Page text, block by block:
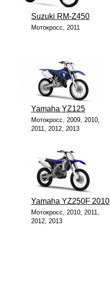
Suzuki RМ-Z450
Мотокросс, 2011
Yamaha YZ125
Мотокросс, 2009, 2010,
2011, 2012, 2013
Yamaha YZ250F 2010
Мотокросс, 2010, 2011,
2012, 2013